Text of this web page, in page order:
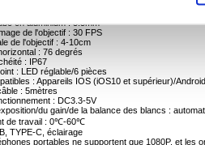
en aluminium : 5.5mm
de l'objectif : 30 FPS
de l'objectif : 4-10cm
: 76 degrés
: IP67
: LED réglable/6 pièces
: Appareils IOS (iOS10 et supérieur)/
: 5mètres
: DC3.3-5V
du gain/de la balance des blancs :
de travail : 0℃-60℃
TYPE-C, éclairage
portables ne supportent que 1080P, et les